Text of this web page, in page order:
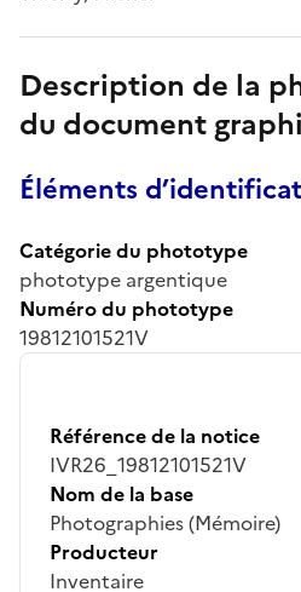
Description de la
du document
Éléments
Catégorie du phototype
phototype argentique
Numéro du phototype
19812101521V
Référence de la notice
IVR26_19812101521V
Nom de la base
Photographies (Mémoire)
Producteur
Inventaire